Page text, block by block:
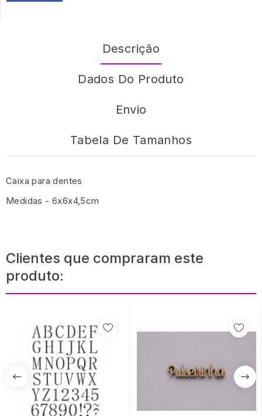
Descrição
Dados Do Produto
Envio
Tabela De Tamanhos
Caixa para dentes
Medidas - 6x6x4,5cm
Clientes que compraram este
produto: